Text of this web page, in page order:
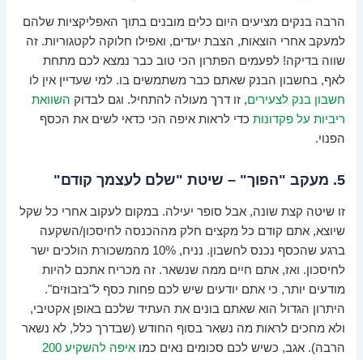
הרבה בנקים מציעים היום כלים מובנים בתוך האפליקציות שלהם
למעקב אחרי הוצאות, הצבת יעדים, ואפילו חלוקה לקטגוריות. זה
שווה בדיקה! לפעמים הפתרון הכי טוב כבר נמצא לכם מתחת
לאף, בחשבון הבנק שאתם כבר משתמשים בו. למי שעדיין אין לו
חשבון בנק לצעירים, זו דרך מעולה להתחיל. וגם לבדוק השוואת
ריביות על פקדונות כדי לראות איפה הכי כדאי לשים את הכסף
הפנוי.
5. מעקב "הפוך" – שיטת "שלם לעצמך קודם"
זו שיטה קצת שונה, אבל סופר יעילה. במקום לעקוב אחרי כל שקל
שיוצא, אתם קודם כל מקצים חלק מההכנסה לחיסכון/השקעה
ברגע שהכסף נכנס לחשבון. נניח, 10% מהמשכורת הולכים ישר
לחיסכון. ואז, אתם חיים ממה שנשאר. זה מכריח אתכם להיות
מודעים יותר, כי אתם יודעים שיש לכם פחות כסף ל"בזבוזים".
היתרון הגדול הוא שאתם בונים את העתיד שלכם באופן אקטיבי,
ולא מחכים לראות מה נשאר בסוף החודש (שבדרך כלל, לא נשאר
הרבה). אגב, כשיש לכם סכומים נאים כמו
איפה להשקיע 200